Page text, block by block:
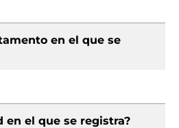
en el que se
en el que se registra?